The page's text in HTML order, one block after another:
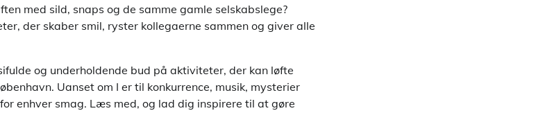
med sild, snaps og de samme gamle selskabslege?
der skaber smil, ryster kollegaerne sammen og giver alle
og underholdende bud på aktiviteter, der kan løfte
Uanset om I er til konkurrence, musik, mysterier
enhver smag. Læs med, og lad dig inspirere til at gøre